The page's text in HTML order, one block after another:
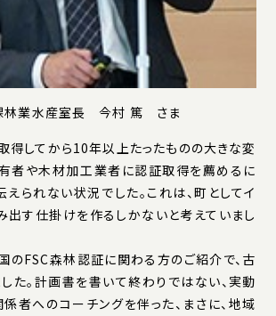
林業水産室長 今村 篤 さま
得してから10年以上たったものの大きな変
者や木材加工業者に認証取得を薦めるに
えられない状況でした。これは、町としてイ
出す仕掛けを作るしかないと考えていまし
のFSC森林認証に関わる方のご紹介で、古
た。計画書を書いて終わりではない、実動
者へのコーチングを伴った、まさに、地域